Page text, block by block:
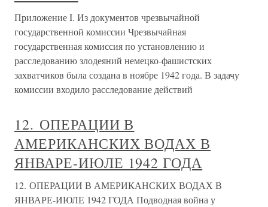
Приложение I. Из документов чрезвычайной
государственной комиссии Чрезвычайная
государственная комиссия по установлению и
расследованию злодеяний немецко-фашистских
захватчиков была создана в ноябре 1942 года. В задачу
комиссии входило расследование действий
12. ОПЕРАЦИИ В
АМЕРИКАНСКИХ ВОДАХ В
ЯНВАРЕ-ИЮЛЕ 1942 ГОДА
12. ОПЕРАЦИИ В АМЕРИКАНСКИХ ВОДАХ В
ЯНВАРЕ-ИЮЛЕ 1942 ГОДА Подводная война у